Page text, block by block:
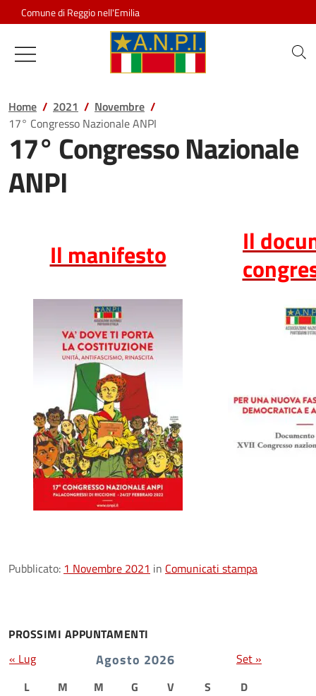
Salta al contenuto
Comune di Reggio nell'Emilia
Associazione Nazionale
Home 2021
Novembre
17° Congresso Nazionale ANPI
17° Congresso Nazionale
ANPI
Il manifesto
Il
Pubblicato: 1 Novembre 2021 in Comunicati stampa
PROSSIMI APPUNTAMENTI
Agosto 2026
L M M G V S D
« Lug Set »